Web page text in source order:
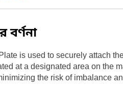
বর্ণনা
is used to securely attach
at a designated area on the
the risk of imbalance